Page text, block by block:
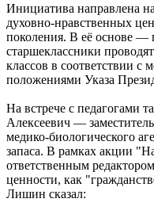
Инициатива направлена
духовно‑нравственных
поколения. В её основе —
старшеклассники
классов в соответствии с
положениями Указа
На встрече с педагогами
Алексеевич —
медико‑биологического
запаса. В рамках акции
ответственным
ценности, как
Лишин сказал: